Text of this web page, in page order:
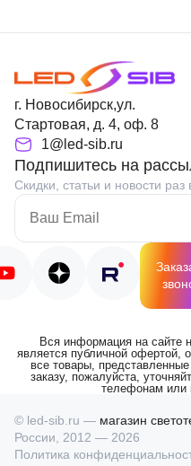
г. Новосибирск,ул.
Стартовая, д. 4, оф. 8
1@led-sib.ru
Подпишитесь на
Скидки, статьи и новости раз
Вся информация на сайте
является публичной офертой,
все товары,
заказу, пожалуйста,
телефонам или
© led-sib.ru — магазин
России, 2012 — 2026
Политика